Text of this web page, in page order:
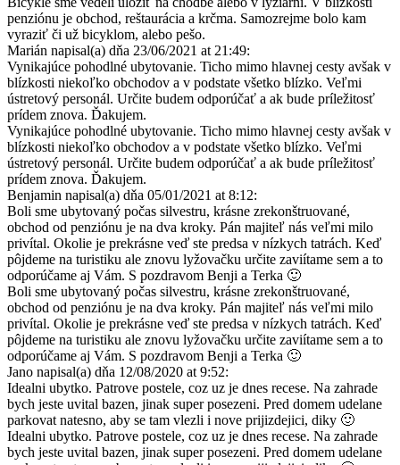
penziónu je obchod, reštaurácia a krčma. Samozrejme bolo kam
vyraziť či už bicyklom, alebo pešo.
Marián napisal(a) dňa 23/06/2021 at 21:49:
Vynikajúce pohodlné ubytovanie. Ticho mimo hlavnej cesty avšak v
blízkosti niekoľko obchodov a v podstate všetko blízko. Veľmi
ústretový personál. Určite budem odporúčať a ak bude príležitosť
prídem znova. Ďakujem.
Vynikajúce pohodlné ubytovanie. Ticho mimo hlavnej cesty avšak v
blízkosti niekoľko obchodov a v podstate všetko blízko. Veľmi
ústretový personál. Určite budem odporúčať a ak bude príležitosť
prídem znova. Ďakujem.
Benjamin napisal(a) dňa 05/01/2021 at 8:12:
Boli sme ubytovaný počas silvestru, krásne zrekonštruované,
obchod od penziónu je na dva kroky. Pán majiteľ nás veľmi milo
privítal. Okolie je prekrásne veď ste predsa v nízkych tatrách. Keď
pôjdeme na turistiku ale znovu lyžovačku určite zaviítame sem a to
odporúčame aj Vám. S pozdravom Benji a Terka 🙂
Boli sme ubytovaný počas silvestru, krásne zrekonštruované,
obchod od penziónu je na dva kroky. Pán majiteľ nás veľmi milo
privítal. Okolie je prekrásne veď ste predsa v nízkych tatrách. Keď
pôjdeme na turistiku ale znovu lyžovačku určite zaviítame sem a to
odporúčame aj Vám. S pozdravom Benji a Terka 🙂
Jano napisal(a) dňa 12/08/2020 at 9:52:
Idealni ubytko. Patrove postele, coz uz je dnes recese. Na zahrade
bych jeste uvital bazen, jinak super posezeni. Pred domem udelane
parkovat natesno, aby se tam vlezli i nove prijizdejici, diky 🙂
Idealni ubytko. Patrove postele, coz uz je dnes recese. Na zahrade
bych jeste uvital bazen, jinak super posezeni. Pred domem udelane